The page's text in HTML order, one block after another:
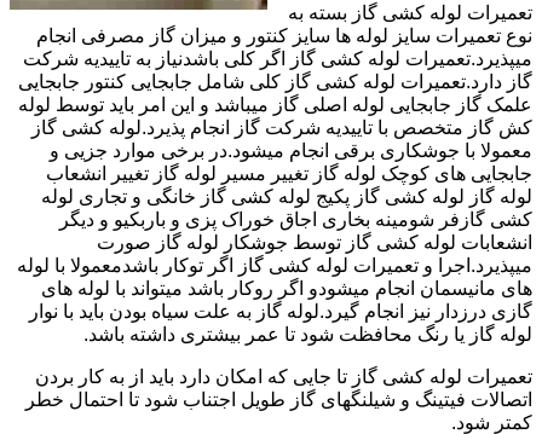
تعمیرات لوله کشی گاز بسته به
نوع تعمیرات سایز لوله ها سایز کنتور و میزان گاز مصرفی انجام
میپذیرد.تعمیرات لوله کشی گاز اگر کلی باشدنیاز به تاییدیه شرکت
گاز دارد.تعمیرات لوله کشی گاز کلی شامل جابجایی کنتور جابجایی
علمک گاز جابجایی لوله اصلی گاز میباشد و این امر باید توسط لوله
کش گاز متخصص با تاییدیه شرکت گاز انجام پذیرد.لوله کشی گاز
معمولا با جوشکاری برقی انجام میشود.در برخی موارد جزیی و
جابجایی های کوچک لوله گاز تغییر مسیر لوله گاز تغییر انشعاب
لوله گاز لوله کشی گاز پکیج لوله کشی گاز خانگی و تجاری لوله
کشی گازفر شومینه بخاری اجاق خوراک پزی و باربکیو و دیگر
انشعابات لوله کشی گاز توسط جوشکار لوله گاز صورت
میپذیرد.اجرا و تعمیرات لوله کشی گاز اگر توکار باشدمعمولا با لوله
های مانیسمان انجام میشودو اگر روکار باشد میتواند با لوله های
گازی درزدار نیز انجام گیرد.لوله گاز به علت سیاه بودن باید با نوار
لوله گاز یا رنگ محافظت شود تا عمر بیشتری داشته باشد.
تعمیرات لوله کشی گاز تا جایی که امکان دارد باید از به کار بردن
اتصالات فیتینگ و شیلنگهای گاز طویل اجتناب شود تا احتمال خطر
کمتر شود.